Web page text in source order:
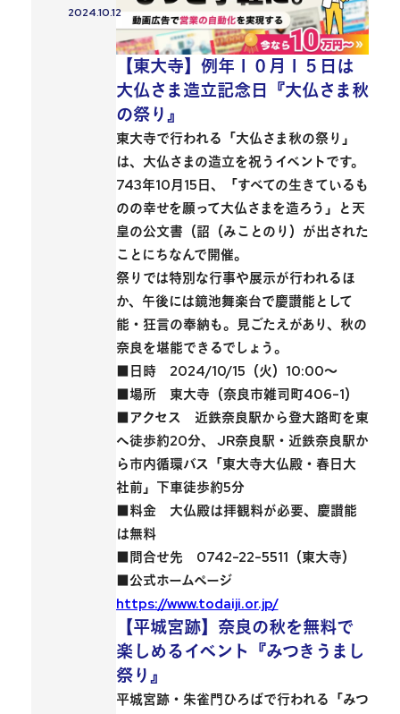
【東大寺】例年１０月１５日は
大仏さま造立記念日『大仏さま秋
の祭り』
東大寺で行われる「大仏さま秋の祭り」
は、大仏さまの造立を祝うイベントです。
743年10月15日、「すべての生きているも
のの幸せを願って大仏さまを造ろう」と天
皇の公文書（詔（みことのり）が出された
ことにちなんで開催。
祭りでは特別な行事や展示が行われるほ
か、午後には鏡池舞楽台で慶讃能として
能・狂言の奉納も。 見ごたえがあり、秋の
奈良を堪能できるでしょう。
■日時 2024/10/15（火）10:00～
■場所 東大寺（奈良市雑司町406-1）
■アクセス 近鉄奈良駅から登大路町を東
へ徒歩約20分、 JR奈良駅・近鉄奈良駅か
ら市内循環バス「東大寺大仏殿・春日大
社前」下車徒歩約5分
■料金 大仏殿は拝観料が必要、慶讃能
は無料
■問合せ先 0742-22-5511（東大寺）
■公式ホームページ
https://www.todaiji.or.jp/
【平城宮跡】奈良の秋を無料で
楽しめるイベント『みつきうまし
祭り』
平城宮跡・朱雀門ひろばで行われる「みつ
投稿日
2024.10.12